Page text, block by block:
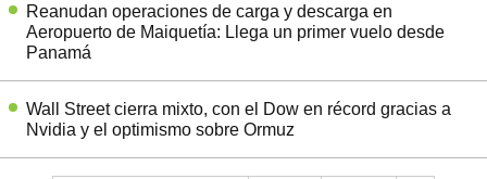
Reanudan operaciones de carga y descarga en
Aeropuerto de Maiquetía: Llega un primer vuelo desde
Panamá
Wall Street cierra mixto, con el Dow en récord gracias a
Nvidia y el optimismo sobre Ormuz